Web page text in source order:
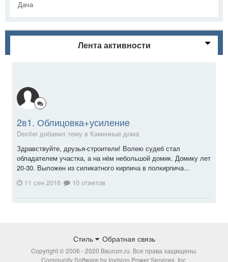
Дача
Лента активности
2в1. Облицовка+усиление
Dexiter добавил тему в Каменные дома
Здравствуйте, друзья-строители! Волею судеб стал
обладателем участка, а на нём небольшой домик. Домику лет
20-30. Выложен из силикатного кирпича в полкирпича...
11 сен 2016
10 ответов
Стиль Обратная связь
Copyright © 2006 - 2020 Baurum.ru. Все права защищены.
Community Software by Invision Power Services, Inc.